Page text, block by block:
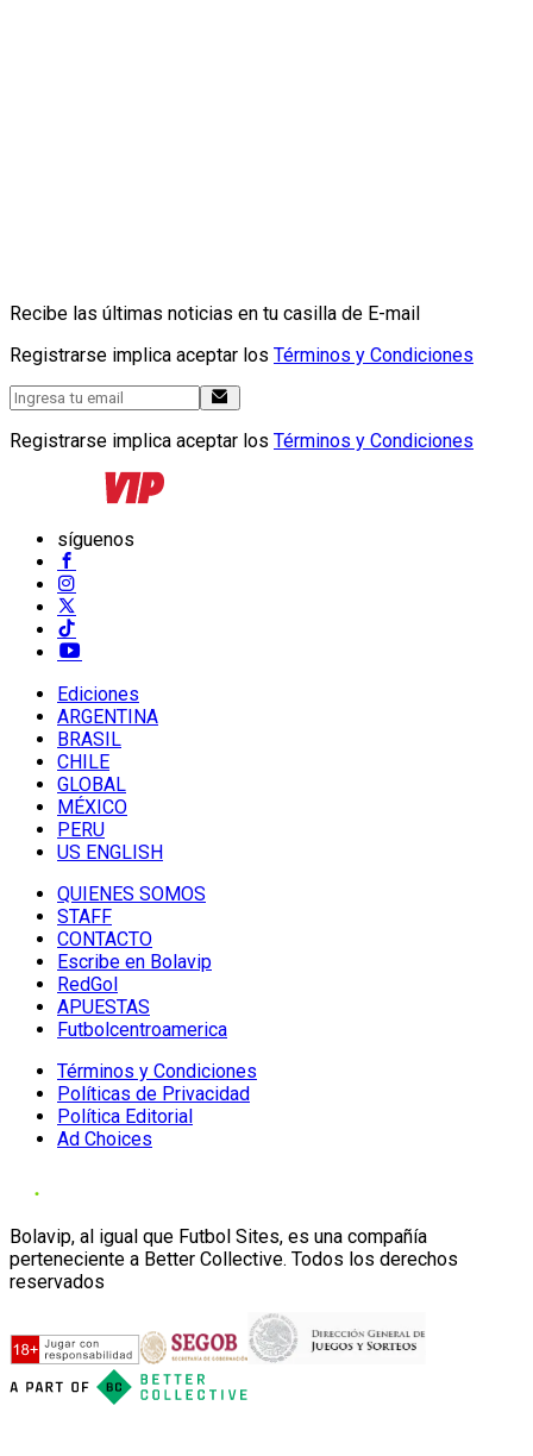
Recibe las últimas noticias en tu casilla de E-mail
Registrarse implica aceptar los Términos y Condiciones
Registrarse implica aceptar los Términos y Condiciones
síguenos
Ediciones
ARGENTINA
BRASIL
CHILE
GLOBAL
MÉXICO
PERU
US ENGLISH
QUIENES SOMOS
STAFF
CONTACTO
Escribe en Bolavip
RedGol
APUESTAS
Futbolcentroamerica
Términos y Condiciones
Políticas de Privacidad
Política Editorial
Ad Choices
Bolavip, al igual que Futbol Sites, es una compañía
perteneciente a Better Collective. Todos los derechos
reservados